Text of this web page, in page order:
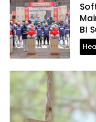
BI